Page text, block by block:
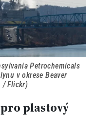
Petrochemicals
v okrese Beaver
/ Flickr)
plastový